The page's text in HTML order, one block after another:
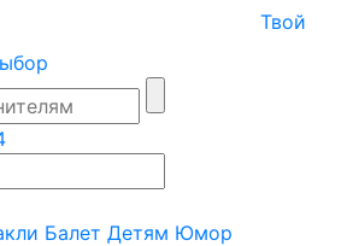
Твой
Балет Детям Юмор